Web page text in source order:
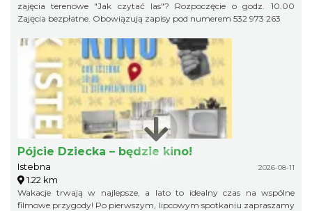
zajęcia terenowe "Jak czytać las"? Rozpoczęcie o godz. 10.00
Zajęcia bezpłatne. Obowiązują zapisy pod numerem 532 973 263
Pójcie Dziecka – będzie kino!
Istebna 2026-08-11
1.22 km
Wakacje trwają w najlepsze, a lato to idealny czas na wspólne
filmowe przygody! Po pierwszym, lipcowym spotkaniu zapraszamy